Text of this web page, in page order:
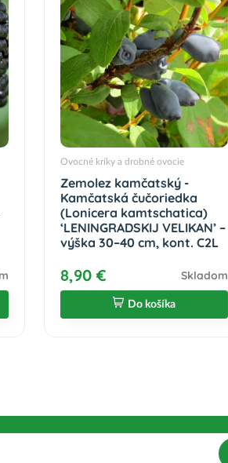
Ovocné kríky a drobné ovocie
Zemolez kamčatský -
Kamčatská čučoriedka
(Lonicera kamtschatica)
‘LENINGRADSKIJ VELIKAN’ –
výška 30–40 cm, kont. C2L
8,90 € Skladom
Do košíka